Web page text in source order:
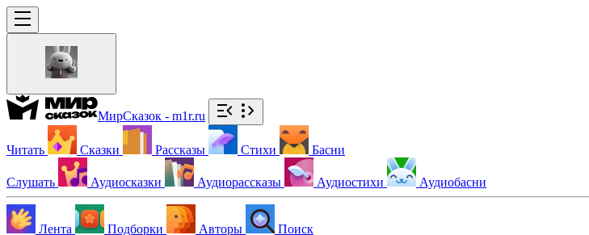
МирСказок - m1r.ru
Читать Сказки Рассказы Стихи Басни
Слушать Аудиосказки Аудиорассказы Аудиостихи Аудиобасни
Лента Подборки Авторы Поиск